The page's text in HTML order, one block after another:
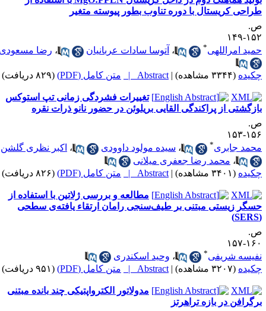
کریستال با دوره تناوب بطور پیوسته متغیر
۱۴۹
امراللهی
،آتوسا سادات عربانیان ،رضا مسعودی
(۳۳۴۴ مشاهده) |
Abstract | متن کامل (PDF) (۸۲۹ دریافت)
تغییرات فشردگی زمانی تپ استوکس
از پراکندگی القایی بریلوئن در حضور نانو ذرات نقره
۱۵۳
جابری
،سیده مولود داوودی ،اکبر نظری گلشن
،محمد رضا جعفری میلانی
(۳۴۰۱ مشاهده) |
Abstract | متن کامل (PDF) (۸۲۶ دریافت)
مطالعه و بررسی ژلاتین با استفاده از
زیستی مبتنی بر طیف‌سنجی رامان ارتقاء یافته‌ی سطحی
۱۵۷
شریفی
،وحید اسکندری
(۳۲۰۷ مشاهده) |
Abstract | متن کامل (PDF) (۹۵۱ دریافت)
مدولاتور الکترواپتیکی چند بانده مبتنی
در بازه تراهرتز